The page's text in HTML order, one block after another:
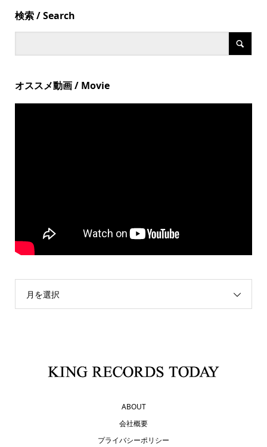
検索 / Search
オススメ動画 / Movie
月を選択
ABOUT
会社概要
プライバシーポリシー